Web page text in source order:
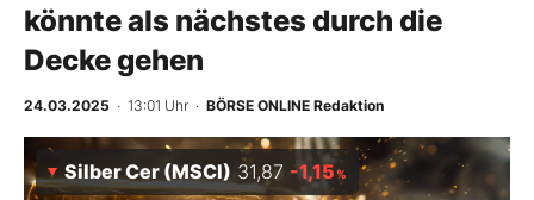
Finanz-Check
Abo & Shop
BO-Musterdepots
könnte als nächstes durch die
Decke gehen
24.03.2025 · 13:01 Uhr · BÖRSE ONLINE Redaktion
Silber Cer (MSCI) 31,87 -1,15%